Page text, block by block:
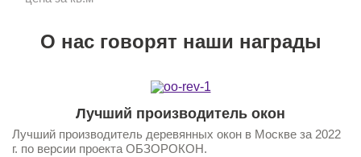
О нас говорят наши награды
Лучший производитель окон
Лучший производитель деревянных окон в Москве за 2022
г. по версии проекта ОБЗОРОКОН.